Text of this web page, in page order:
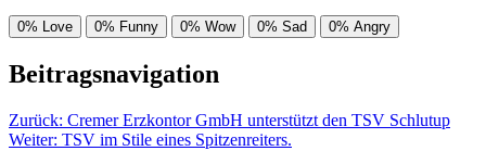
0% Love 0% Funny 0% Wow 0% Sad 0% Angry
Beitragsnavigation
Zurück: Cremer Erzkontor GmbH unterstützt den TSV Schlutup
Weiter: TSV im Stile eines Spitzenreiters.